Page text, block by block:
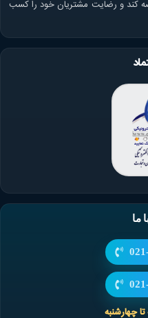
کند و رضایت مشتریان خود را کسب
ما
چهارشنبه